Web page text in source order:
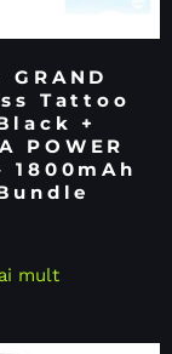
Tattoo
+
POWER
1800mAh
mult